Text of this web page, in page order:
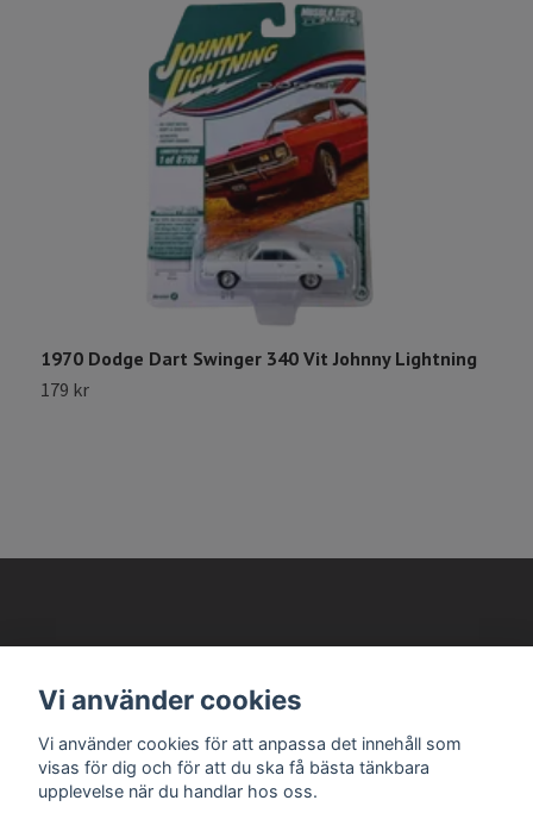
1970 Dodge Dart Swinger 340 Vit Johnny Lightning
179 kr
Läs mer
Vi använder cookies
Vi använder cookies för att anpassa det innehåll som
visas för dig och för att du ska få bästa tänkbara
upplevelse när du handlar hos oss.